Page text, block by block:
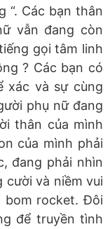
“. Các bạn thân
vẫn đang còn
gọi tâm linh
? Các bạn có
xác và sự cùng
phụ nữ đang
thân của mình
của mình phải
đang phải nhìn
cười và niềm vui
bom rocket. Đôi
để truyền tình